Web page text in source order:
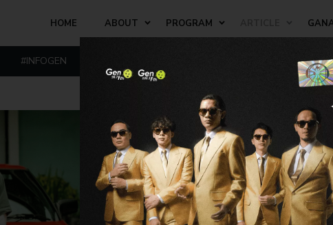
HOME ABOUT PROGRAM
#INFOGEN